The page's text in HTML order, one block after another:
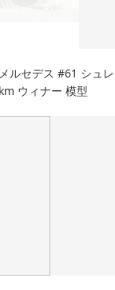
ルセデス #61 シュレ
ウィナー 模型